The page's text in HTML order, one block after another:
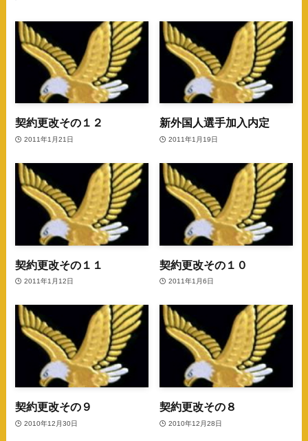
契約更改その１２
2011年1月21日
新外国人選手加入内定
2011年1月19日
契約更改その１１
2011年1月12日
契約更改その１０
2011年1月6日
契約更改その９
2010年12月30日
契約更改その８
2010年12月28日